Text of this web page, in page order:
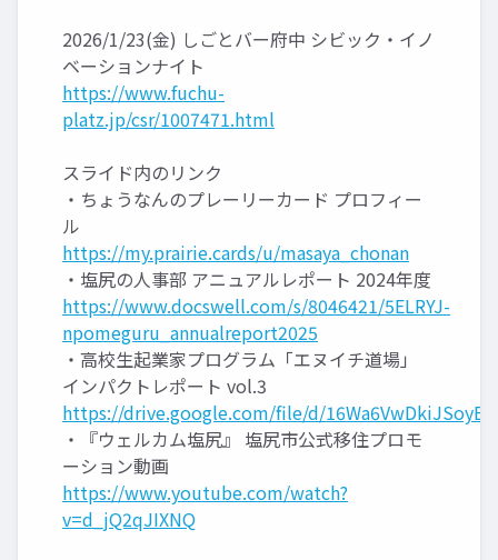
2026/1/23(金) しごとバー府中 シビック・イノ
ベーションナイト
https://www.fuchu-
platz.jp/csr/1007471.html
スライド内のリンク
・ちょうなんのプレーリーカード プロフィー
ル
https://my.prairie.cards/u/masaya_chonan
・塩尻の人事部 アニュアルレポート 2024年度
https://www.docswell.com/s/8046421/5ELRYJ-
npomeguru_annualreport2025
・高校生起業家プログラム「エヌイチ道場」
インパクトレポート vol.3
https://drive.google.com/file/d/
・『ウェルカム塩尻』 塩尻市公式移住プロモ
ーション動画
https://www.youtube.com/watch?
v=d_jQ2qJIXNQ